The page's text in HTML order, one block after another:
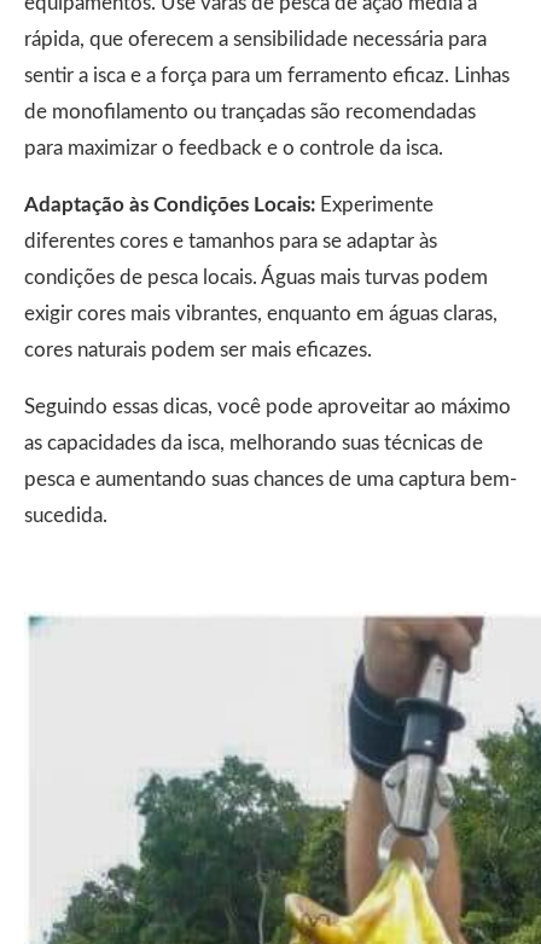
rápida, que oferecem a sensibilidade necessária para
sentir a isca e a força para um ferramento eficaz. Linhas
de monofilamento ou trançadas são recomendadas
para maximizar o feedback e o controle da isca.
Adaptação às Condições Locais: Experimente
diferentes cores e tamanhos para se adaptar às
condições de pesca locais. Águas mais turvas podem
exigir cores mais vibrantes, enquanto em águas claras,
cores naturais podem ser mais eficazes.
Seguindo essas dicas, você pode aproveitar ao máximo
as capacidades da isca, melhorando suas técnicas de
pesca e aumentando suas chances de uma captura bem-
sucedida.